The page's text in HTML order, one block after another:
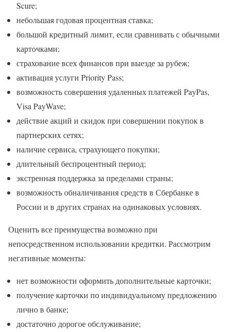
Scure;
небольшая годовая процентная ставка;
большой кредитный лимит, если сравнивать с обычными
карточками;
страхование всех финансов при выезде за рубеж;
активация услуги Priority Pass;
возможность совершения удаленных платежей PayPas,
Visa PayWave;
действие акций и скидок при совершении покупок в
партнерских сетях;
наличие сервиса, страхующего покупки;
длительный беспроцентный период;
экстренная поддержка за пределами страны;
возможность обналичивания средств в Сбербанке в
России и в других странах на одинаковых условиях.
Оценить все преимущества возможно при
непосредственном использовании кредитки. Рассмотрим
негативные моменты:
нет возможности оформить дополнительные карточки;
получение карточки по индивидуальному предложению
лично в банке;
достаточно дорогое обслуживание;